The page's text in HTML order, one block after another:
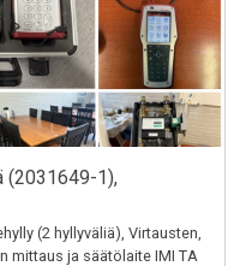
(2031649-1),
(2 hyllyväliä), Virtausten,
mittaus ja säätölaite IMI TA